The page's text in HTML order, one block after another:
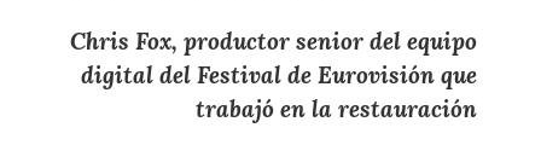
Chris Fox, productor senior del equipo
digital del Festival de Eurovisión que
trabajó en la restauración